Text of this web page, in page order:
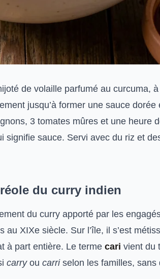
de volaille parfumé au curcuma, à
jusqu’à former une sauce dorée
3 tomates mûres et une heure
signifie sauce. Servi avec du riz et
du curry indien
du curry apporté par les
XIXe siècle. Sur l’île, il s’est
à part entière. Le terme cari vient du
carryou carriselon les familles, sans